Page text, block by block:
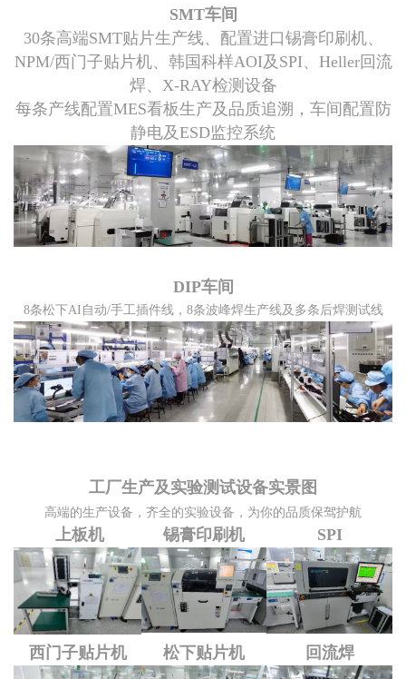
SMT车间
30条高端SMT贴片生产线、配置进口锡膏印刷机、
NPM/西门子贴片机、韩国科样AOI及SPI、Heller回流
焊、X-RAY检测设备
每条产线配置MES看板生产及品质追溯，车间配置防
静电及ESD监控系统
DIP车间
8条松下AI自动/手工插件线，8条波峰焊生产线及多条后焊测试线
工厂生产及实验测试设备实景图
高端的生产设备，齐全的实验设备，为你的品质保驾护航
上板机 锡膏印刷机 SPI
西门子贴片机 松下贴片机 回流焊